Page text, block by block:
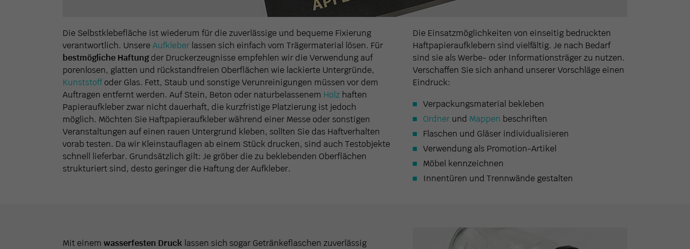
Die Selbstklebefläche ist wiederum für die zuverlässige und bequeme Fixierung
verantwortlich. UnsereAufkleber lassen sich einfach vom Trägermaterial lösen. Für
bestmögliche Haftungder Druckerzeugnisse empfehlen wir die Verwendung auf
porenlosen, glatten und rückstandfreien Oberflächen wie lackierte Untergründe,
Kunststoffoder Glas. Fett, Staub und sonstige Verunreinigungen müssen vor dem
Auftragen entfernt werden. Auf Stein, Beton oder naturbelassenem Holz haften
Papieraufkleber zwar nicht dauerhaft, die kurzfristige Platzierung ist jedoch
möglich. Möchten Sie Haftpapieraufkleber während einer Messe oder sonstigen
Veranstaltungen auf einen rauen Untergrund kleben, sollten Sie das Haftverhalten
vorab testen. Da wir Kleinstauflagen ab einem Stück drucken, sind auch Testobjekte
schnell lieferbar. Grundsätzlich gilt: Je gröber die zu beklebenden Oberflächen
strukturiert sind, desto geringer die Haftung der Aufkleber.
Die Einsatzmöglichkeiten von einseitig bedruckten
Haftpapieraufklebern sind vielfältig. Je nach Bedarf
sind sie als Werbe- oder Informationsträger zu nutzen.
Verschaffen Sie sich anhand unserer Vorschläge einen
Eindruck:
Verpackungsmaterial bekleben
Ordner und Mappen beschriften
Flaschen und Gläser individualisieren
Verwendung als Promotion-Artikel
Möbel kennzeichnen
Innentüren und Trennwände gestalten
Mit einem wasserfesten Druck lassen sich sogar Getränkeflaschen zuverlässig